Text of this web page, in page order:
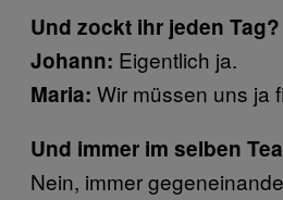
Und zockt ihr jeden Tag?
Johann: Eigentlich ja.
Maria: Wir müssen uns ja
Und immer im selben
Nein, immer